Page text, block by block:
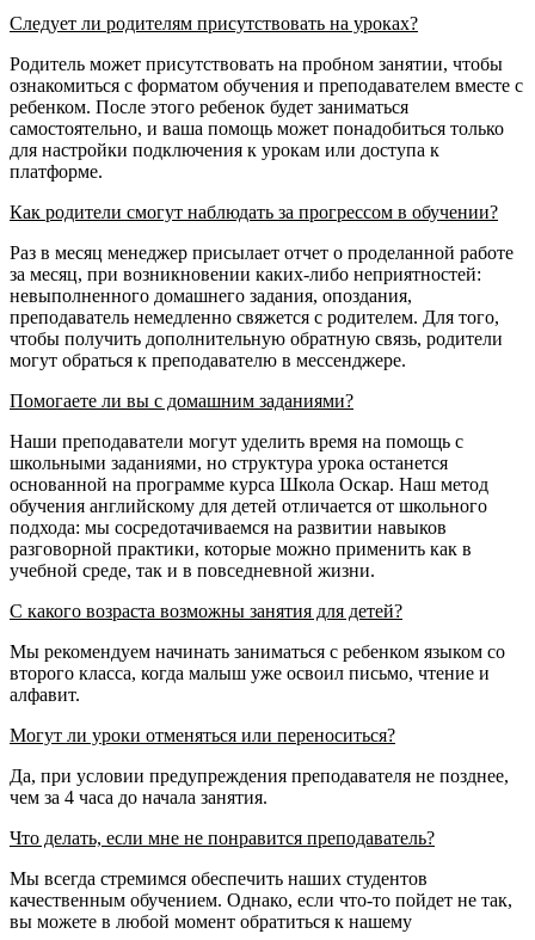
Следует ли родителям присутствовать на уроках?
Родитель может присутствовать на пробном занятии, чтобы
ознакомиться с форматом обучения и преподавателем вместе с
ребенком. После этого ребенок будет заниматься
самостоятельно, и ваша помощь может понадобиться только
для настройки подключения к урокам или доступа к
платформе.
Как родители смогут наблюдать за прогрессом в обучении?
Раз в месяц менеджер присылает отчет о проделанной работе
за месяц, при возникновении каких-либо неприятностей:
невыполненного домашнего задания, опоздания,
преподаватель немедленно свяжется с родителем. Для того,
чтобы получить дополнительную обратную связь, родители
могут обраться к преподавателю в мессенджере.
Помогаете ли вы с домашним заданиями?
Наши преподаватели могут уделить время на помощь с
школьными заданиями, но структура урока останется
основанной на программе курса Школа Оскар. Наш метод
обучения английскому для детей отличается от школьного
подхода: мы сосредотачиваемся на развитии навыков
разговорной практики, которые можно применить как в
учебной среде, так и в повседневной жизни.
С какого возраста возможны занятия для детей?
Мы рекомендуем начинать заниматься с ребенком языком со
второго класса, когда малыш уже освоил письмо, чтение и
алфавит.
Могут ли уроки отменяться или переноситься?
Да, при условии предупреждения преподавателя не позднее,
чем за 4 часа до начала занятия.
Что делать, если мне не понравится преподаватель?
Мы всегда стремимся обеспечить наших студентов
качественным обучением. Однако, если что-то пойдет не так,
вы можете в любой момент обратиться к нашему